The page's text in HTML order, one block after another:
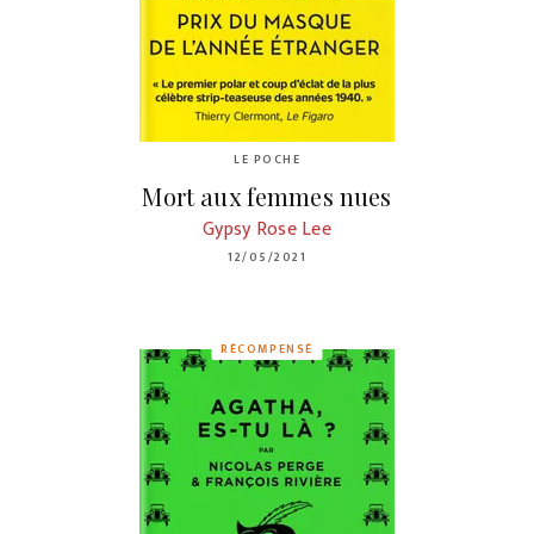
LE POCHE
Mort aux femmes nues
Gypsy Rose Lee
12/05/2021
RÉCOMPENSÉ